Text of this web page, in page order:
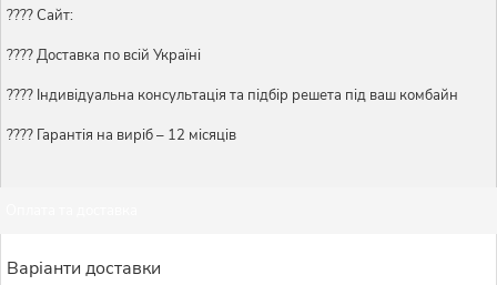
???? Сайт:
???? Доставка по всій Україні
????️ Індивідуальна консультація та підбір решета під ваш комбайн
???? Гарантія на виріб – 12 місяців
Варіанти доставки